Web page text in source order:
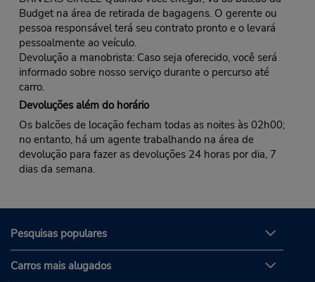
Budget na área de retirada de bagagens. O gerente ou
pessoa responsável terá seu contrato pronto e o levará
pessoalmente ao veículo.
Devolução a manobrista: Caso seja oferecido, você será
informado sobre nosso serviço durante o percurso até
carro.
Devoluções além do horário
Os balcões de locação fecham todas as noites às 02h00;
no entanto, há um agente trabalhando na área de
devolução para fazer as devoluções 24 horas por dia, 7
dias da semana.
Pesquisas populares
Carros mais alugados